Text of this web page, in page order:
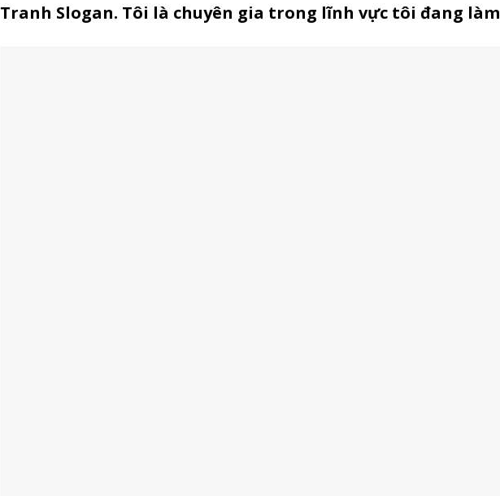
Tranh Slogan. Tôi là chuyên gia trong lĩnh vực tôi đang làm